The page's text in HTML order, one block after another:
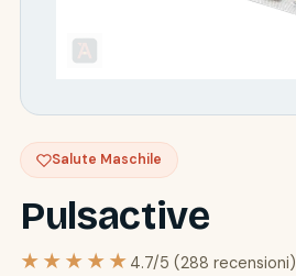
Salute Maschile
Pulsactive
★★★★★ 4.7/5 (288 recensioni)